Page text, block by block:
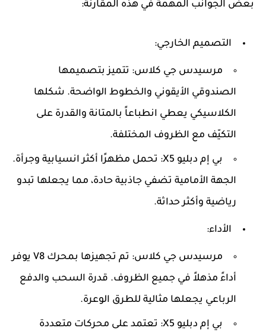
بعض الجوانب المهمة في هذه المقارنة:
التصميم الخارجي:
مرسيدس جي كلاس: تتميز بتصميمها
الصندوقي الأيقوني والخطوط الواضحة. شكلها
الكلاسيكي يعطي انطباعاً بالمتانة والقدرة على
التكيّف مع الظروف المختلفة.
بي إم دبليو X5:
تحمل مظهرًا أكثر انسيابية وجرأة.
الجهة الأمامية تضفي جاذبية حادة، مما يجعلها تبدو
رياضية وأكثر حداثة.
الأداء:
مرسيدس جي كلاس:
تم تجهيزها بمحرك V8 يوفر
أداءً مذهلاً في جميع الظروف. قدرة السحب والدفع
الرباعي يجعلها مثالية للطرق الوعرة.
بي إم دبليو X5:
تعتمد على محركات متعددة